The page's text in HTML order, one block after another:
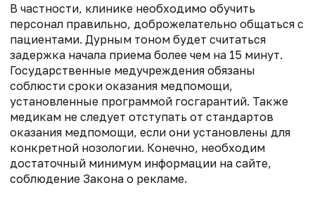
В частности, клинике необходимо обучить
персонал правильно, доброжелательно общаться с
пациентами. Дурным тоном будет считаться
задержка начала приема более чем на 15 минут.
Государственные медучреждения обязаны
соблюсти сроки оказания медпомощи,
установленные программой госгарантий. Также
медикам не следует отступать от стандартов
оказания медпомощи, если они установлены для
конкретной нозологии. Конечно, необходим
достаточный минимум информации на сайте,
соблюдение Закона о рекламе.